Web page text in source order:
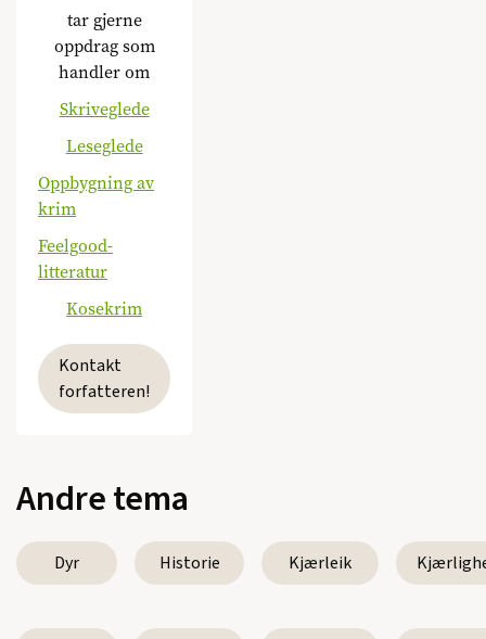
tar gjerne
oppdrag som
handler om
Skriveglede
Leseglede
Oppbygning av
krim
Feelgood-
litteratur
Kosekrim
Kontakt
forfatteren!
Andre tema
Dyr Historie Kjærleik